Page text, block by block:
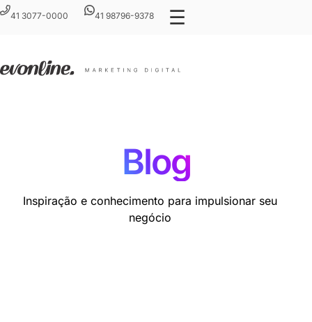
41 3077-0000 41 98796-9378 ☰
Blog
Inspiração e conhecimento para impulsionar seu
negócio